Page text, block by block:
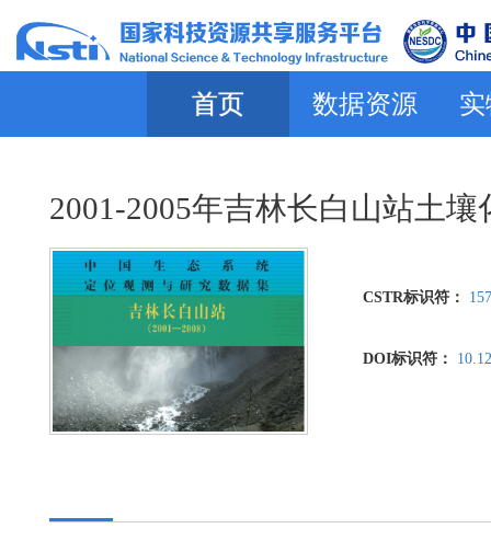
首页 数据资源
2001-2005年吉林长白山站土
CSTR标识符：
DOI标识符：